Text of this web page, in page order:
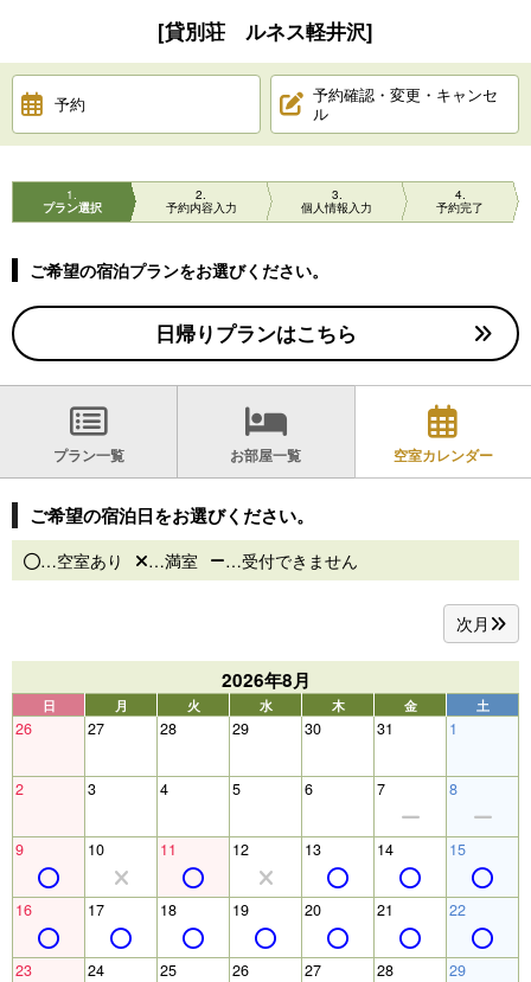
[貸別荘 ルネス軽井沢]
予約
予約確認・変更・キャンセ
ル
1
プラン選択
2
予約内容入力
3
個人情報入力
4
予約完了
ご希望の宿泊プランをお選びください。
日帰りプランはこちら
プラン一覧 お部屋一覧 空室カレンダー
ご希望の宿泊日をお選びください。
…空室あり …満室 …受付できません
次月
2026年8月
日 月 火 水 木 金 土
26 27 28 29 30 31 1
2 3 4 5 6 7 8
9 10 11 12 13 14 15
16 17 18 19 20 21 22
23 24 25 26 27 28 29